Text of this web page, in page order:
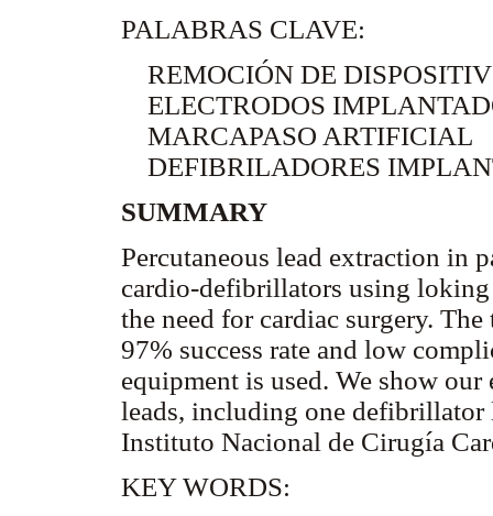
PALABRAS CLAVE:
REMOCIÓN DE
ELECTRODOS
MARCAPASO ARTIFICIAL
DEFIBRILADORES
SUMMARY
Percutaneous lead extraction in
cardio-defibrillators using loking
the need for cardiac surgery.
97% success rate and low
equipment is used. We show
leads, including one defibrillator
Instituto Nacional de Cirugía
KEY WORDS: